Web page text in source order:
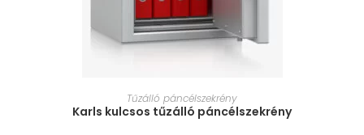
MÉRET VÁLASZTÁSA
Tűzálló páncélszekrény
Karls kulcsos tűzálló páncélszekrény